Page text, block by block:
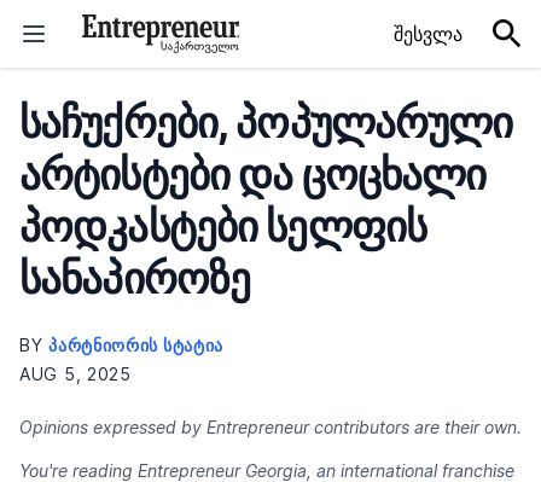
შესვლა
საჩუქრები, პოპულარული
არტისტები და ცოცხალი
პოდკასტები სელფის
სანაპიროზე
BYᲞᲐᲠᲢᲜᲘᲝᲠᲘᲡ ᲡᲢᲐᲢᲘᲐ
AUG 5, 2025
Opinions expressed by Entrepreneur contributors are their own.
You're reading Entrepreneur Georgia, an international franchise